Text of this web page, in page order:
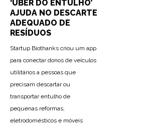
‘UBER DO ENTULHO’
AJUDA NO DESCARTE
ADEQUADO DE
RESÍDUOS
Startup Biothanks criou um app
para conectar donos de veículos
utilitários a pessoas que
precisam descartar ou
transportar entulho de
pequenas reformas,
eletrodomésticos e móveis